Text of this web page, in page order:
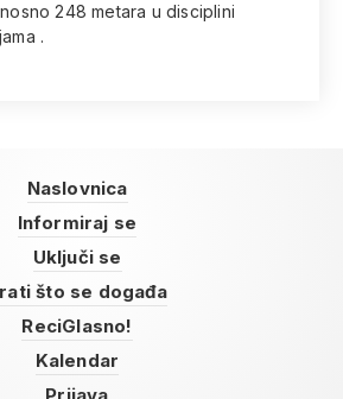
248 metara u disciplini
.
Naslovnica
Informiraj se
Uključi se
što se događa
ReciGlasno!
Kalendar